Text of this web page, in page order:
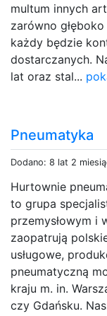
multum innych
zarówno
każdy będzie
dostarczanych.
lat oraz stal...
Pneumatyka
Dodano: 8 lat 2
Hurtownie
to grupa
przemysłowym i
zaopatrują
usługowe,
pneumatyczną
kraju m. in.
czy Gdańsku.